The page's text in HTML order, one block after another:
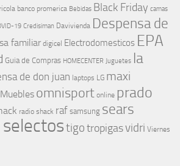
banco promerica Bebidas Black Friday camas
19 Credisiman Davivienda Despensa de
familiar digicel Electrodomesticos EPA
Guia de Compras HOMECENTER Juguetes la
de don juan laptops LG maxi
Muebles omnisport online prado
radio shack raf samsung sears
tigotropigasvidri Viernes